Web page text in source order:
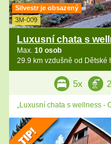
Silvestr je obsazený
3M-009
Luxusní chata s
Max. 10 osob
29.9 km vzdušně od Dětské
5x
„Luxusní chata s wellness -